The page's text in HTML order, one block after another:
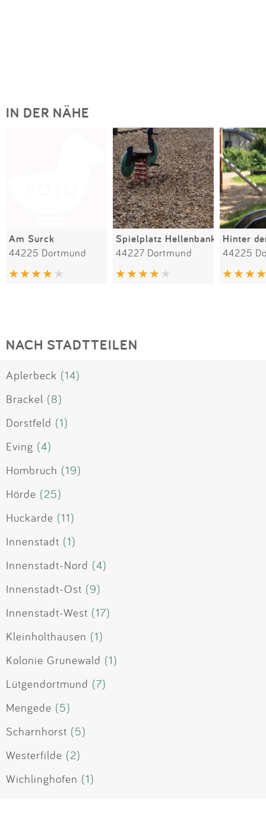
IN DER NÄHE
Am Surck
44225 Dortmund
Spielplatz Hellenbank
44227 Dortmund
Hinter
44225
NACH STADTTEILEN
Aplerbeck (14)
Brackel (8)
Dorstfeld (1)
Eving (4)
Hombruch (19)
Hörde (25)
Huckarde (11)
Innenstadt (1)
Innenstadt-Nord (4)
Innenstadt-Ost (9)
Innenstadt-West (17)
Kleinholthausen (1)
Kolonie Grunewald (1)
Lütgendortmund (7)
Mengede (5)
Scharnhorst (5)
Westerfilde (2)
Wichlinghofen (1)